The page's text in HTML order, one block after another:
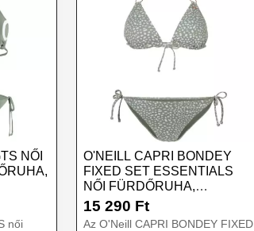
NŐI
női
O'NEILL CAPRI BONDEY
FIXED SET ESSENTIALS
NŐI FÜRDŐRUHA,
VILÁGOSZÖLD, MÉRET
15 290 Ft
Az O'Neill CAPRI BONDEY FIXED